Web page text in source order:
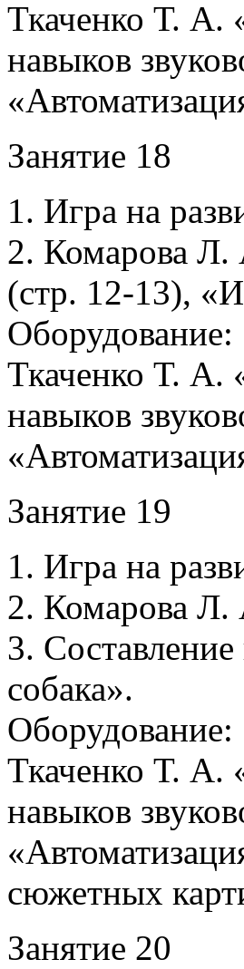
Ткаченко Т. А.
навыков
Занятие 18
1. Игра на
2. Комарова Л.
(стр. 12-13),
Оборудование:
Ткаченко Т. А.
навыков
Занятие 19
1. Игра на
2. Комарова Л.
3.
собака».
Оборудование:
Ткаченко Т. А.
навыков
сюжетных
Занятие 20